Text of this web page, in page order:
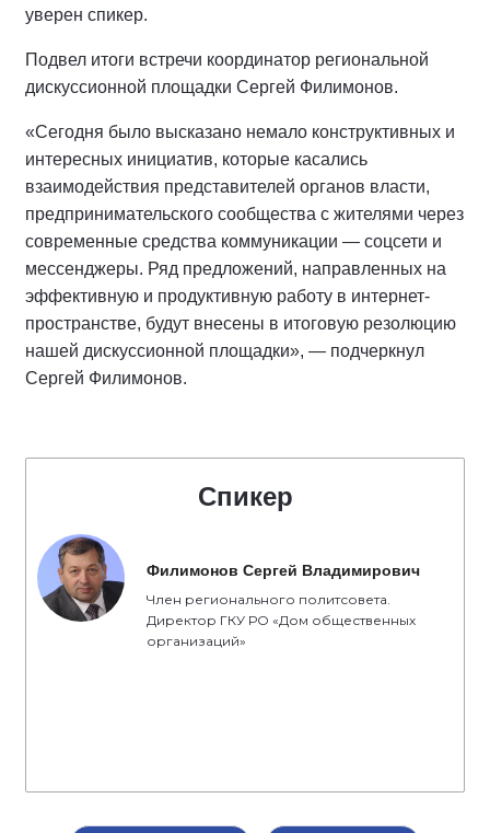
уверен спикер.
Подвел итоги встречи координатор региональной
дискуссионной площадки Сергей Филимонов.
«Сегодня было высказано немало конструктивных и
интересных инициатив, которые касались
взаимодействия представителей органов власти,
предпринимательского сообщества с жителями через
современные средства коммуникации — соцсети и
мессенджеры. Ряд предложений, направленных на
эффективную и продуктивную работу в интернет-
пространстве, будут внесены в итоговую резолюцию
нашей дискуссионной площадки», — подчеркнул
Сергей Филимонов.
Спикер
Филимонов Сергей Владимирович
Член регионального политсовета.
Директор ГКУ РО «Дом общественных
организаций»